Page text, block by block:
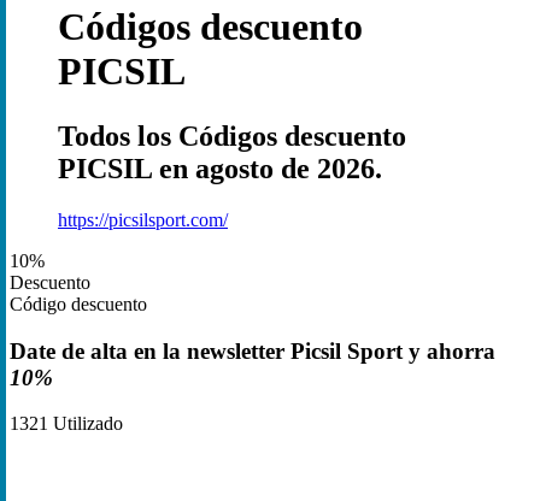
Códigos descuento
PICSIL
Todos los Códigos descuento
PICSIL en agosto de 2026.
https://picsilsport.com/
10%
Descuento
Código descuento
Date de alta en la newsletter Picsil Sport y ahorra
10%
1321 Utilizado